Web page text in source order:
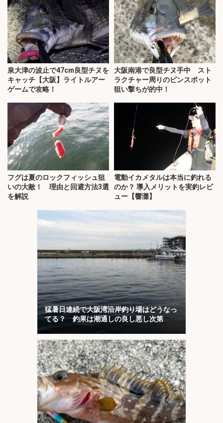
泉大津の波止で47cm良型チヌを
キャッチ【大阪】ライトルアー
ゲームで攻略！
大阪南港で良型チヌ手中 スト
ラクチャー周りのピンスポット
狙い撃ちが的中！
フグは夏のロックフィッシュ狙
いの大敵！ 理由と回避方法3選
を解説
電動イカメタルは本当に釣れる
のか？ 導入メリットを実釣レビ
ュー【響灘】
猛暑日連続で大阪湾沿岸釣り場はどうなっ
てる？ 釣果は潮通しの良し悪し次第